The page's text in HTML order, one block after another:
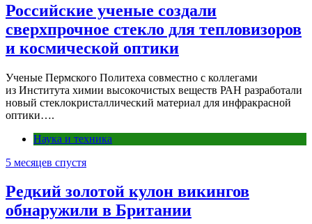
Российские ученые создали
сверхпрочное стекло для тепловизоров
и космической оптики
Ученые Пермского Политеха совместно с коллегами
из Института химии высокочистых веществ РАН разработали
новый стеклокристаллический материал для инфракрасной
оптики….
Наука и техника
5 месяцев спустя
Редкий золотой кулон викингов
обнаружили в Британии